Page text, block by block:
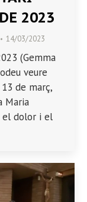
2023
14/03/2023
(Gemma
veure
de març,
Maria
el dolor i el